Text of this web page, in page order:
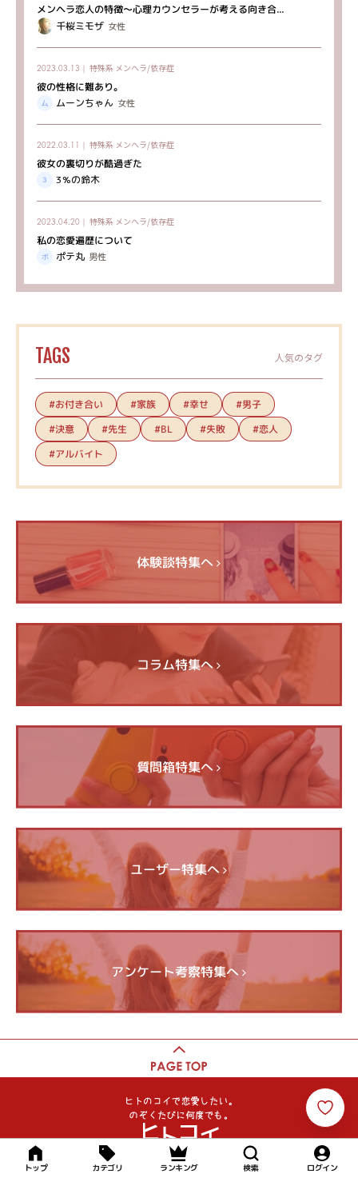
メンヘラ恋人の特徴～心理カウンセラーが考える向き合...
千桜ミモザ 女性
2023.03.13｜ 特殊系 メンヘラ/依存症
彼の性格に難あり。
ムーンちゃん 女性
2022.03.11｜ 特殊系 メンヘラ/依存症
彼女の裏切りが酷過ぎた
3%の鈴木
2023.04.20｜ 特殊系 メンヘラ/依存症
私の恋愛遍歴について
ポテ丸 男性
TAGS 人気のタグ
#お付き合い #家族 #幸せ
#男子
#決意
#先生 #BL #失敗 #恋人
#アルバイト
体験談特集へ
コラム特集へ
質問箱特集へ
ユーザー特集へ
アンケート考察特集へ
トップ カテゴリ ランキング 検索 ログイン